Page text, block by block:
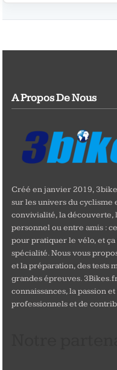
A Propos De Nous
Créé en janvier 2019,
sur les univers du cyclisme
convivialité, la découverte,
personnel ou entre amis :
pour pratiquer le vélo, et
spécialité. Nous vous
et la préparation, des tests
grandes épreuves.
connaissances, la passion
professionnels et de